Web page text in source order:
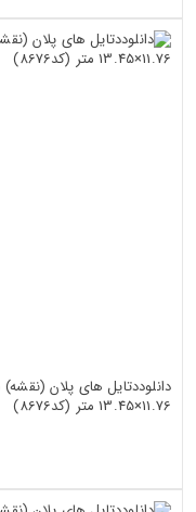
دانلوددتایل های پلان
11.76×13.45 متر (کد8676)